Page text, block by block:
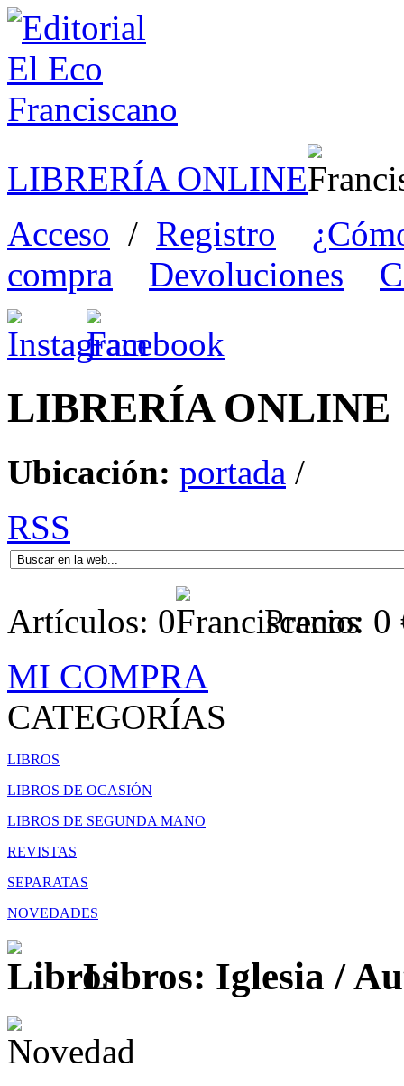
LIBRERÍA ONLINE
Acceso / Registro
compra
Devoluciones
LIBRERÍA ONLINE
Ubicación: portada /
RSS
Artículos: 0 Precio: 0
MI COMPRA
CATEGORÍAS
LIBROS
LIBROS DE OCASIÓN
LIBROS DE SEGUNDA MANO
REVISTAS
SEPARATAS
NOVEDADES
Libros: Iglesia /